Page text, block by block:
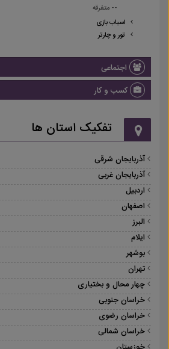
-- متفرقه
اسباب بازی
تور و چارتر
اجتماعی
کسب و کار
تفکیک استان ها
آذربایجان شرقی
آذربایجان غربی
اردبیل
اصفهان
البرز
ایلام
بوشهر
تهران
چهار محال و بختیاری
خراسان جنوبی
خراسان رضوی
خراسان شمالی